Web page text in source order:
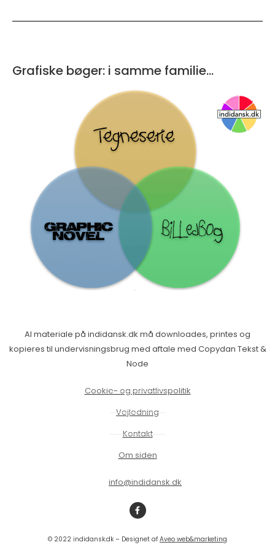
Grafiske bøger: i samme familie...
Al materiale på indidansk.dk må downloades, printes og
kopieres til undervisningsbrug med aftale med Copydan Tekst &
Node
Cookie- og privatlivspolitik
Vejledning
Kontakt
Om siden
info@indidansk.dk
© 2022 indidansk.dk – Designet af Aveo web&marketing